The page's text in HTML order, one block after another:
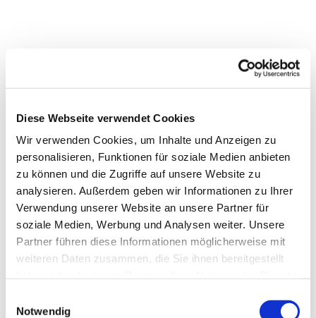
Diese Webseite verwendet Cookies
Wir verwenden Cookies, um Inhalte und Anzeigen zu
personalisieren, Funktionen für soziale Medien anbieten
zu können und die Zugriffe auf unsere Website zu
analysieren. Außerdem geben wir Informationen zu Ihrer
Verwendung unserer Website an unsere Partner für
soziale Medien, Werbung und Analysen weiter. Unsere
Partner führen diese Informationen möglicherweise mit
weiteren Daten zusammen, die Sie ihnen bereitgestellt
Notwendig
Dies könnte Sie auch
interessieren